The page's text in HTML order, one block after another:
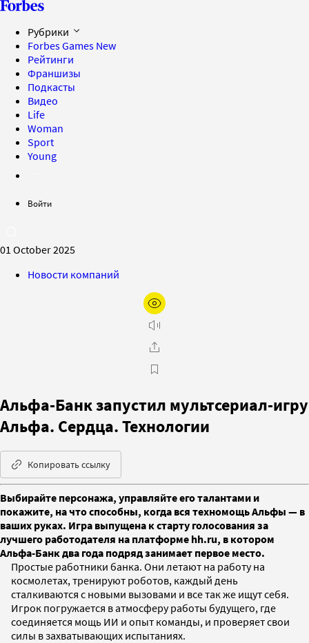
Рубрики
Forbes Games New
Рейтинги
Франшизы
Подкасты
Видео
Life
Woman
Sport
Young
Войти
01 October 2025
Новости компаний
Альфа-Банк запустил мультсериал-игру
Альфа. Сердца. Технологии
Копировать ссылку
Выбирайте персонажа, управляйте его талантами и
покажите, на что способны, когда вся техномощь Альфы — в
ваших руках. Игра выпущена к старту голосования за
лучшего работодателя на платформе hh.ru, в котором
Альфа-Банк два года подряд занимает первое место.
Простые работники банка. Они летают на работу на
космолетах, тренируют роботов, каждый день
сталкиваются с новыми вызовами и все так же ищут себя.
Игрок погружается в атмосферу работы будущего, где
соединяется мощь ИИ и опыт команды, и проверяет свои
силы в захватывающих испытаниях.